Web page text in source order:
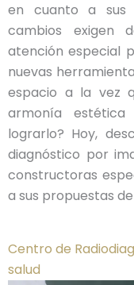
en cuanto a sus
cambios exigen
atención especial
nuevas
espacio a la vez
armonía
lograrlo? Hoy,
diagnóstico por
constructoras
a sus propuestas
Centro de
salud